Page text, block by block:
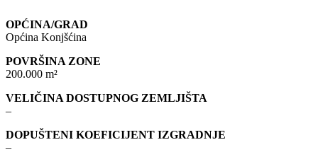
OPĆINA/GRAD
Općina Konjšćina
POVRŠINA ZONE
200.000 m²
VELIČINA DOSTUPNOG ZEMLJIŠTA
–
DOPUŠTENI KOEFICIJENT IZGRADNJE
–